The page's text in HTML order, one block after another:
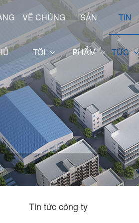
VỀ CHÚNG
TÔI
SẢN
PHẨM
Dòng trục rỗng
TIN
TỨC
Tin tức công ty